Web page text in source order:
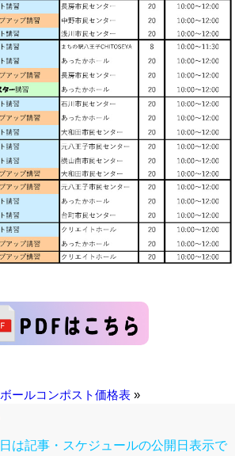
ールコンポスト価格表 »
は記事・スケジュールの公開日表示で